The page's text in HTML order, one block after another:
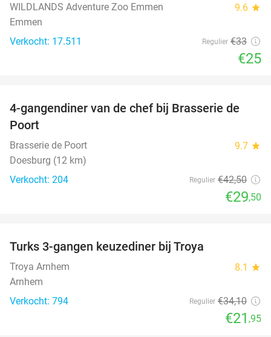
WILDLANDS Adventure Zoo Emmen 9.6 star
Emmen
Verkocht: 17.511
Regulier €33
€25
31%
4-gangendiner van de chef bij Brasserie de
Poort
Brasserie de Poort 9.7 star
Doesburg (12 km)
Verkocht: 204
Regulier €42,50
€29,50
Turks 3-gangen keuzediner bij Troya
Troya Arnhem 8.1 star
Arnhem
Verkocht: 794
Regulier €34,10
€21 ,95